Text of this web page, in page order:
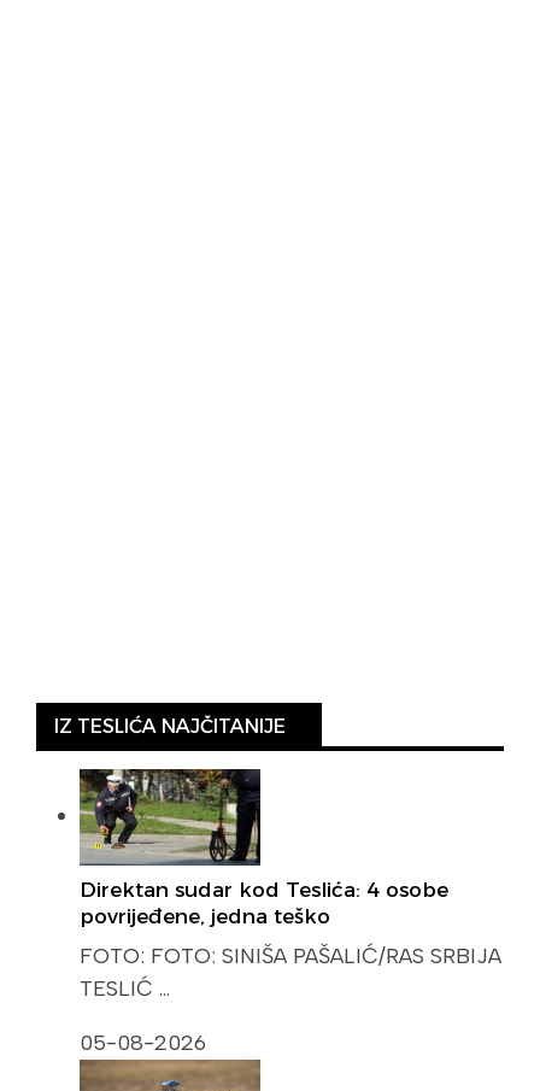
IZ TESLIĆA NAJČITANIJE
Direktan sudar kod Teslića: 4 osobe
povrijeđene, jedna teško
FOTO: FOTO: SINIŠA PAŠALIĆ/RAS SRBIJA
TESLIĆ …
05-08-2026